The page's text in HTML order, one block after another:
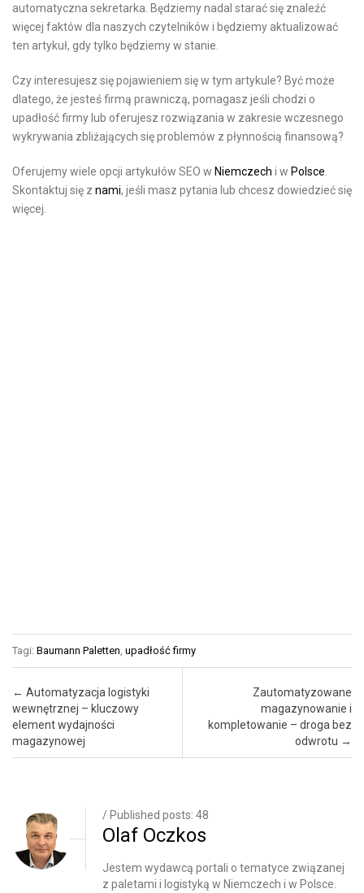
automatyczna sekretarka. Będziemy nadal starać się znaleźć
więcej faktów dla naszych czytelników i będziemy aktualizować
ten artykuł, gdy tylko będziemy w stanie.
Czy interesujesz się pojawieniem się w tym artykule? Być może
dlatego, że jesteś firmą prawniczą, pomagasz jeśli chodzi o
upadłość firmy lub oferujesz rozwiązania w zakresie wczesnego
wykrywania zbliżających się problemów z płynnością finansową?
Oferujemy wiele opcji artykułów SEO w Niemczech i w Polsce.
Skontaktuj się z nami, jeśli masz pytania lub chcesz dowiedzieć się
więcej.
Tagi: Baumann Paletten, upadłość firmy
Post navigation
← Automatyzacja logistyki
wewnętrznej – kluczowy
element wydajności
magazynowej
Zautomatyzowane
magazynowanie i
kompletowanie – droga bez
odwrotu →
/ Published posts: 48
Olaf Oczkos
Jestem wydawcą portali o tematyce związanej
z paletami i logistyką w Niemczech i w Polsce.